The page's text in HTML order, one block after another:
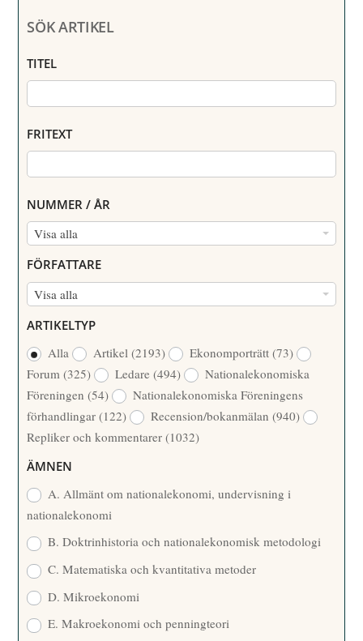
SÖK ARTIKEL
TITEL
FRITEXT
NUMMER / ÅR
Visa alla
N
M
M
/
Å
R
FÖRFATTARE
Visa alla
R
F
A
T
T
A
R
ARTIKELTYP
Alla
Artikel(2193) Ekonomporträtt(73)
Forum(325) Ledare(494)
Nationalekonomiska
Föreningen(54)
Nationalekonomiska Föreningens
förhandlingar(122) Recension/bokanmälan(940)
Repliker och kommentarer(1032)
ÄMNEN
A. Allmänt om nationalekonomi, undervisning i
nationalekonomi
B. Doktrinhistoria och nationalekonomisk metodologi
C. Matematiska och kvantitativa metoder
D. Mikroekonomi
E. Makroekonomi och penningteori